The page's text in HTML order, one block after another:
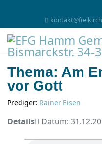
Thema: Am
vor Gott
Prediger: Rainer Eisen
Details Datum: